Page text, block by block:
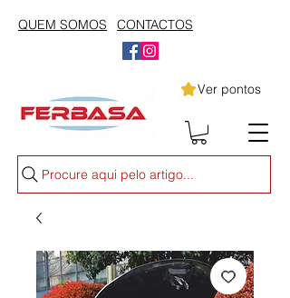
QUEM SOMOS CONTACTOS
Ver pontos
Procure aqui pelo artigo...